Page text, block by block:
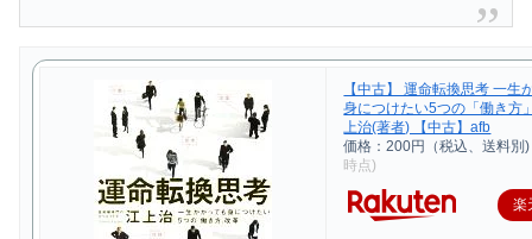
【中古】 運命転換思考 一生
身につけたい5つの「働き方
上治(著者) 【中古】afb
価格：200円（税込、送料別)
時点)
楽